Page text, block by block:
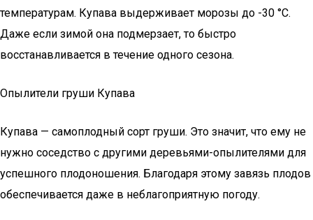
температурам. Купава выдерживает морозы до -30 °С.
Даже если зимой она подмерзает, то быстро
восстанавливается в течение одного сезона.
Опылители груши Купава
Купава — самоплодный сорт груши. Это значит, что ему не
нужно соседство с другими деревьями-опылителями для
успешного плодоношения. Благодаря этому завязь плодов
обеспечивается даже в неблагоприятную погоду.